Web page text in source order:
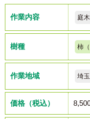
作業内容 庭
樹種 柿（
作業地域 埼
価格（税込）